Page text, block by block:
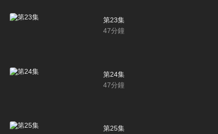
第23集
47分鐘
第24集
47分鐘
第25集